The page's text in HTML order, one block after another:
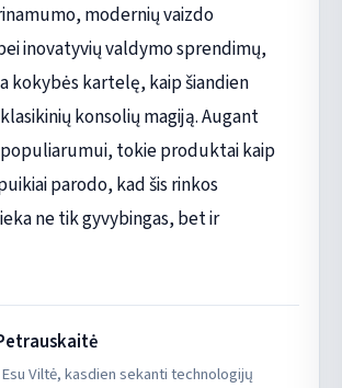
modernių vaizdo
inovatyvių valdymo sprendimų,
kokybės kartelę, kaip šiandien
konsolių magiją. Augant
tokie produktai kaip
parodo, kad šis rinkos
ne tik gyvybingas, bet ir
Viltė, kasdien sekanti technologijų